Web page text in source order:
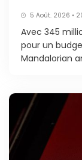
5 Août. 2026 •
Avec 345
pour un
Mandalorian